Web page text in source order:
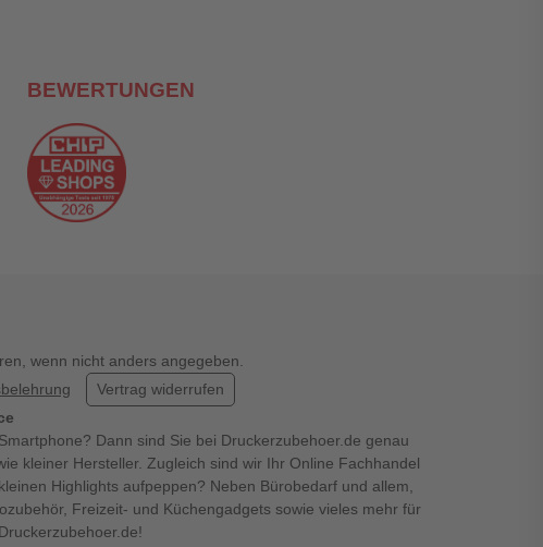
BEWERTUNGEN
wenn nicht anders angegeben.
Vertrag widerrufen
Dann sind Sie bei Druckerzubehoer.de genau
kleiner Hersteller. Zugleich sind wir Ihr Online Fachhandel
Highlights aufpeppen? Neben Bürobedarf und allem,
Freizeit- und Küchengadgets sowie vieles mehr für